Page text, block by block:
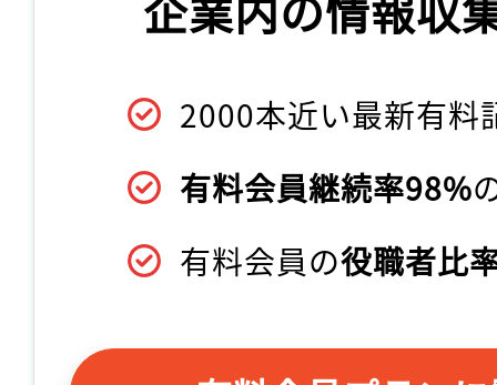
2000本近い最新有料
有料会員継続率98%
有料会員の役職者比